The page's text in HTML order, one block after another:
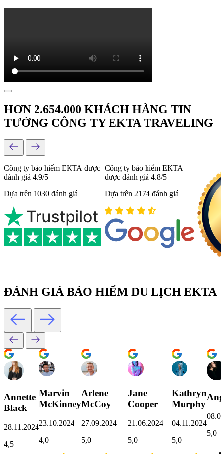
HƠN 2.654.000 KHÁCH HÀNG TIN
TƯỞNG CÔNG TY EKTA TRAVELING
Công ty bảo hiểm ЕКТА được
đánh giá 4.9/5
Dựa trên 1030 đánh giá
Công ty bảo hiểm ЕКТА
được đánh giá 4.8/5
Dựa trên 2174 đánh giá
ĐÁNH GIÁ BẢO HIỂM DU LỊCH EKTA
Annette
Black
28.11.2024
4,5
Marvin
McKinney
23.10.2024
4,0
Arlene
McCoy
27.09.2024
5,0
Jane
Cooper
21.06.2024
5,0
Kathryn
Murphy
04.11.2024
5,0
5,0